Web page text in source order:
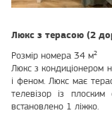
Люкс з терасою (2
Розмір номера 34 м²
Люкс з кондиціонером
і феном. Люкс має
телевізор із
встановлено 1 ліжко.